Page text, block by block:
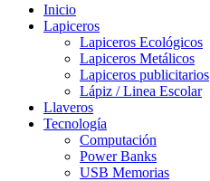
Inicio
Lapiceros
Lapiceros Ecológicos
Lapiceros Metálicos
Lapiceros publicitarios
Lápiz / Linea Escolar
Llaveros
Tecnología
Computación
Power Banks
USB Memorias